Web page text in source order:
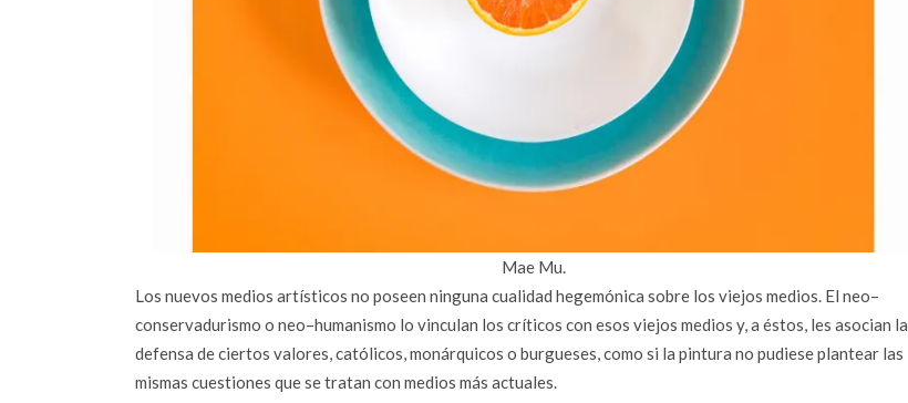
Mae Mu.
Los nuevos medios artísticos no poseen ninguna cualidad hegemónica sobre los viejos medios. El neo–
conservadurismo o neo–humanismo lo vinculan los críticos con esos viejos medios y, a éstos, les asocian la
defensa de ciertos valores, católicos, monárquicos o burgueses, como si la pintura no pudiese plantear las
mismas cuestiones que se tratan con medios más actuales.